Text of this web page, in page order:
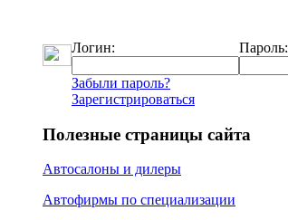
Логин: Пароль:
Забыли пароль?
Зарегистрироваться
Полезные страницы сайта
Автосалоны и дилеры
Автофирмы по специализации